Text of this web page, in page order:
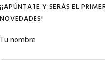
¡¡APÚNTATE Y SERÁS EL
NOVEDADES!
Tu nombre